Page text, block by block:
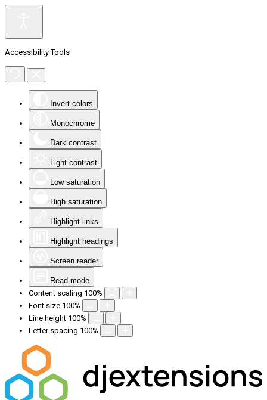
Accessibility Tools
Invert colors
Monochrome
Dark contrast
Light contrast
Low saturation
High saturation
Highlight links
Highlight headings
Screen reader
Read mode
Content scaling 100%
Font size 100%
Line height 100%
Letter spacing 100%